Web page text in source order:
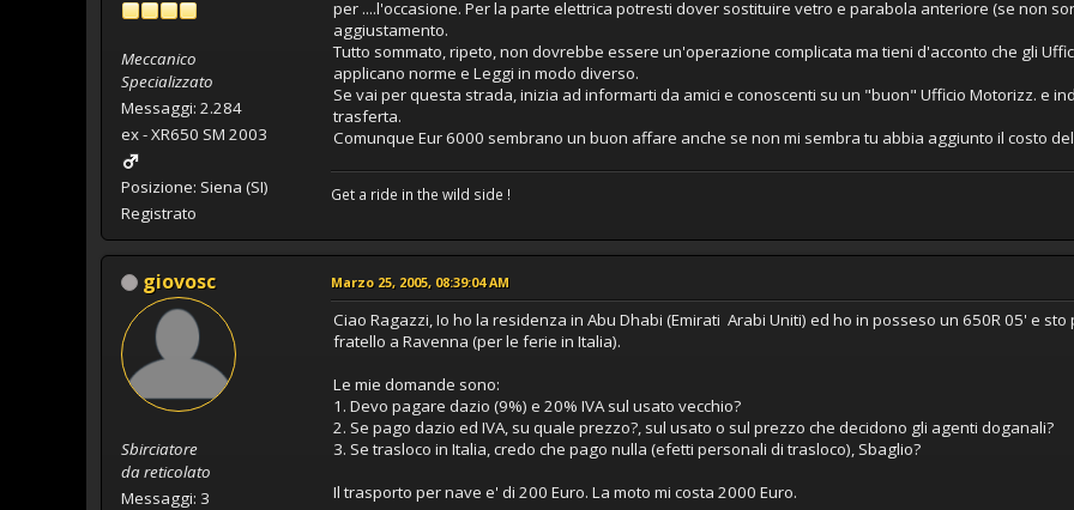
Meccanico
Specializzato
Messaggi: 2.284
ex - XR650 SM 2003
Posizione: Siena (SI)
Registrato
per ....l'occasione. Per la parte elettrica potresti dover sostituire vetro e parabola anteriore (se non
aggiustamento.
Tutto sommato, ripeto, non dovrebbe essere un'operazione complicata ma tieni d'acconto che gli
applicano norme e Leggi in modo diverso.
Se vai per questa strada, inizia ad informarti da amici e conoscenti su un "buon" Ufficio Motorizz. e
trasferta.
Comunque Eur 6000 sembrano un buon affare anche se non mi sembra tu abbia aggiunto il costo
Get a ride in the wild side !
giovosc
Sbirciatore
da reticolato
Messaggi: 3
Marzo 25, 2005, 08:39:04 AM
Ciao Ragazzi, Io ho la residenza in Abu Dhabi (Emirati Arabi Uniti) ed ho in posseso un 650R 05' e
fratello a Ravenna (per le ferie in Italia).
Le mie domande sono:
1. Devo pagare dazio (9%) e 20% IVA sul usato vecchio?
2. Se pago dazio ed IVA, su quale prezzo?, sul usato o sul prezzo che decidono gli agenti doganali?
3. Se trasloco in Italia, credo che pago nulla (efetti personali di trasloco), Sbaglio?
Il trasporto per nave e' di 200 Euro. La moto mi costa 2000 Euro.